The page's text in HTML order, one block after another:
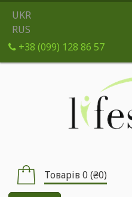
UKR
RUS
+38 (099) 128 86 57
Товарів 0 (₴0)